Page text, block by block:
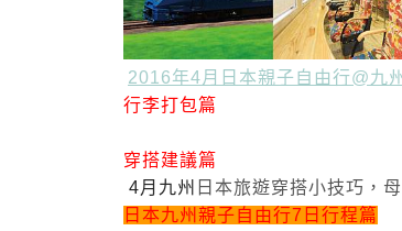
2016年4月日本親子 自由行@九
行李打包篇
穿搭建議篇
4月九州 日本旅遊穿搭小技巧，
日本九州親子自由行7日行程篇